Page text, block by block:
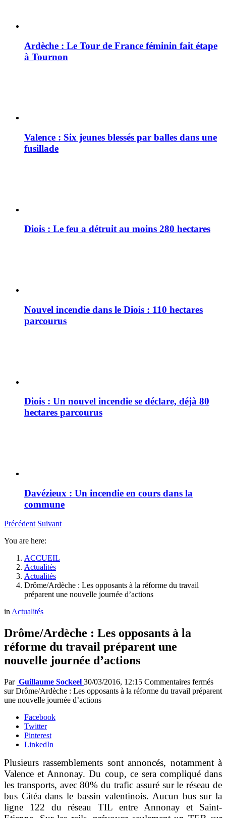
Ardèche : Le Tour de France féminin fait étape
à Tournon
Valence : Six jeunes blessés par balles dans une
fusillade
Diois : Le feu a détruit au moins 280 hectares
Nouvel incendie dans le Diois : 110 hectares
parcourus
Diois : Un nouvel incendie se déclare, déjà 80
hectares parcourus
Davézieux : Un incendie en cours dans la
commune
Précédent Suivant
You are here:
ACCUEIL
Actualités
Actualités
Drôme/Ardèche : Les opposants à la réforme du travail
préparent une nouvelle journée d’actions
inActualités
Drôme/Ardèche : Les opposants à la
réforme du travail préparent une
nouvelle journée d’actions
Par Guillaume Sockeel 30/03/2016, 12:15 Commentaires fermés
sur Drôme/Ardèche : Les opposants à la réforme du travail préparent
une nouvelle journée d’actions
Facebook
Twitter
Pinterest
LinkedIn
Plusieurs rassemblements sont annoncés, notamment à
Valence et Annonay. Du coup, ce sera compliqué dans
les transports, avec 80% du trafic assuré sur le réseau de
bus Citéa dans le bassin valentinois. Aucun bus sur la
ligne 122 du réseau TIL entre Annonay et Saint-